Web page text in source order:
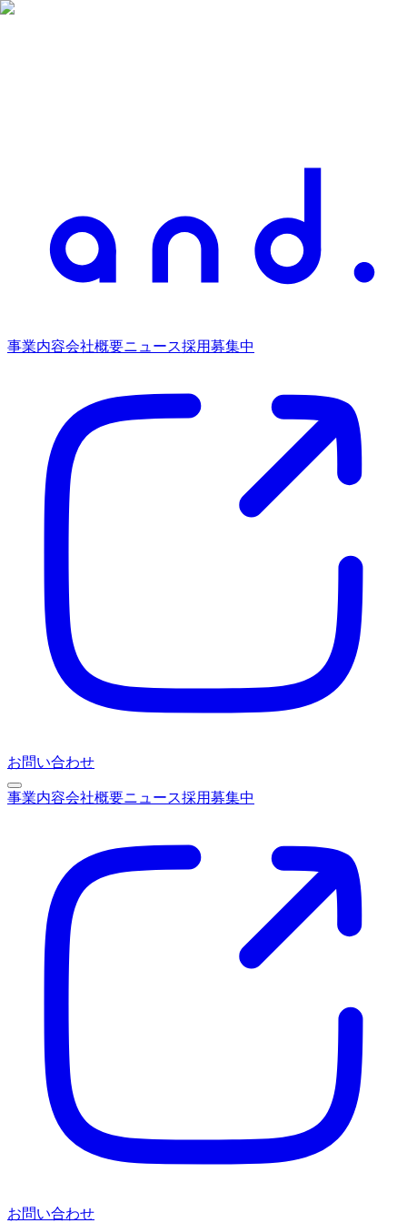
事業内容会社概要ニュース採用募集中
お問い合わせ
事業内容会社概要ニュース採用募集中
お問い合わせ